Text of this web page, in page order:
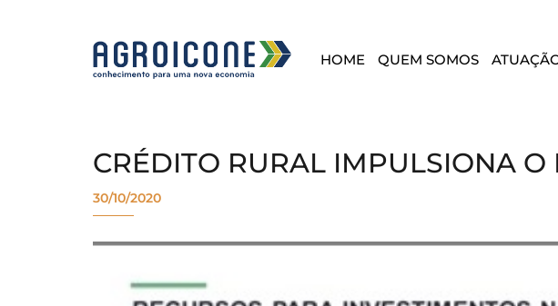
HOME QUEM SOMOS
CRÉDITO RURAL IMPULSIONA
30/10/2020